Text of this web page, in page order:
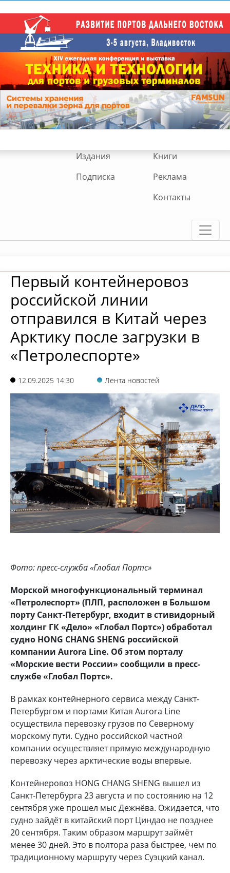
Издания
Книги
Подписка
Реклама
Контакты
Первый контейнеровоз
российской линии
отправился в Китай через
Арктику после загрузки в
«Петролеспорте»
12.09.2025 14:30 Лента новостей
Фото: пресс-служба«Глобал Портс»
Морской многофункциональный терминал
«Петролеспорт» (ПЛП, расположен в Большом
порту Санкт-Петербург, входит в стивидорный
холдинг ГК «Дело» «Глобал Портс») обработал
судно HONG CHANG SHENG российской
компании Aurora Line. Об этом порталу
«Морские вести России» сообщили в пресс-
службе «Глобал Портс».
В рамках контейнерного сервиса между Санкт-
Петербургом и портами Китая Aurora Line
осуществила перевозку грузов по Северному
морскому пути. Судно российской частной
компании осуществляет прямую международную
перевозку через арктические воды впервые.
Контейнеровоз HONG CHANG SHENG вышел из
Санкт-Петербурга 23 августа и по состоянию на 12
сентября уже прошел мыс Дежнёва. Ожидается, что
судно зайдёт в китайский порт Циндао не позднее
20 сентября. Таким образом маршрут займёт
менее 30 дней. Это в полтора раза быстрее, чем по
традиционному маршруту через Суэцкий канал.